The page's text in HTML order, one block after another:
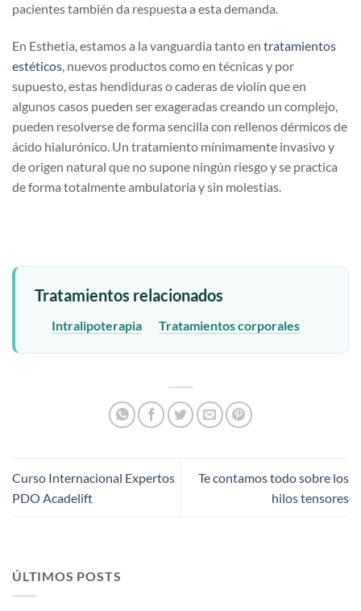
pacientes también da respuesta a esta demanda.
En Esthetia, estamos a la vanguardia tanto en tratamientos
estéticos , nuevos productos como en técnicas y por
supuesto, estas hendiduras o caderas de violín que en
algunos casos pueden ser exageradas creando un complejo,
pueden resolverse de forma sencilla con rellenos dérmicos de
ácido hialurónico. Un tratamiento mínimamente invasivo y
de origen natural que no supone ningún riesgo y se practica
de forma totalmente ambulatoria y sin molestias.
Tratamientos relacionados
Intralipoterapia Tratamientos corporales
Curso Internacional Expertos
PDO Acadelift
Te contamos todo sobre los
hilos tensores
ÚLTIMOS POSTS